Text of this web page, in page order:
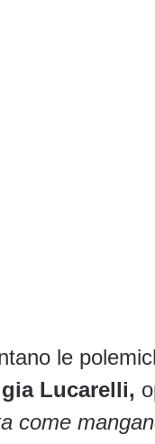
le
Lucarelli,
come